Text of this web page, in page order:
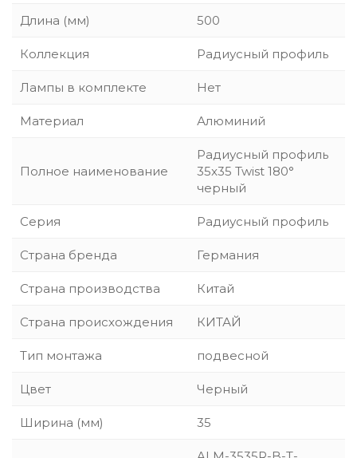
Длина (мм) 500
Коллекция Радиусный профиль
Лампы в комплекте Нет
Материал Алюминий
Полное наименование
Радиусный профиль
35x35 Twist 180°
черный
Серия Радиусный профиль
Страна бренда Германия
Страна производства Китай
Страна происхождения КИТАЙ
Тип монтажа подвесной
Цвет Черный
Ширина (мм) 35